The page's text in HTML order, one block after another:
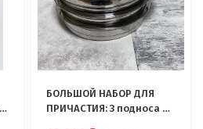
БОЛЬШОЙ НАБОР ДЛЯ
ПРИЧАСТИЯ: 3 подноса +